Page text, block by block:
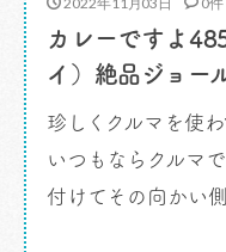
カレーですよ
イ）絶品ジョール
珍しくクルマを使
いつもならクルマ
付けてその向かい